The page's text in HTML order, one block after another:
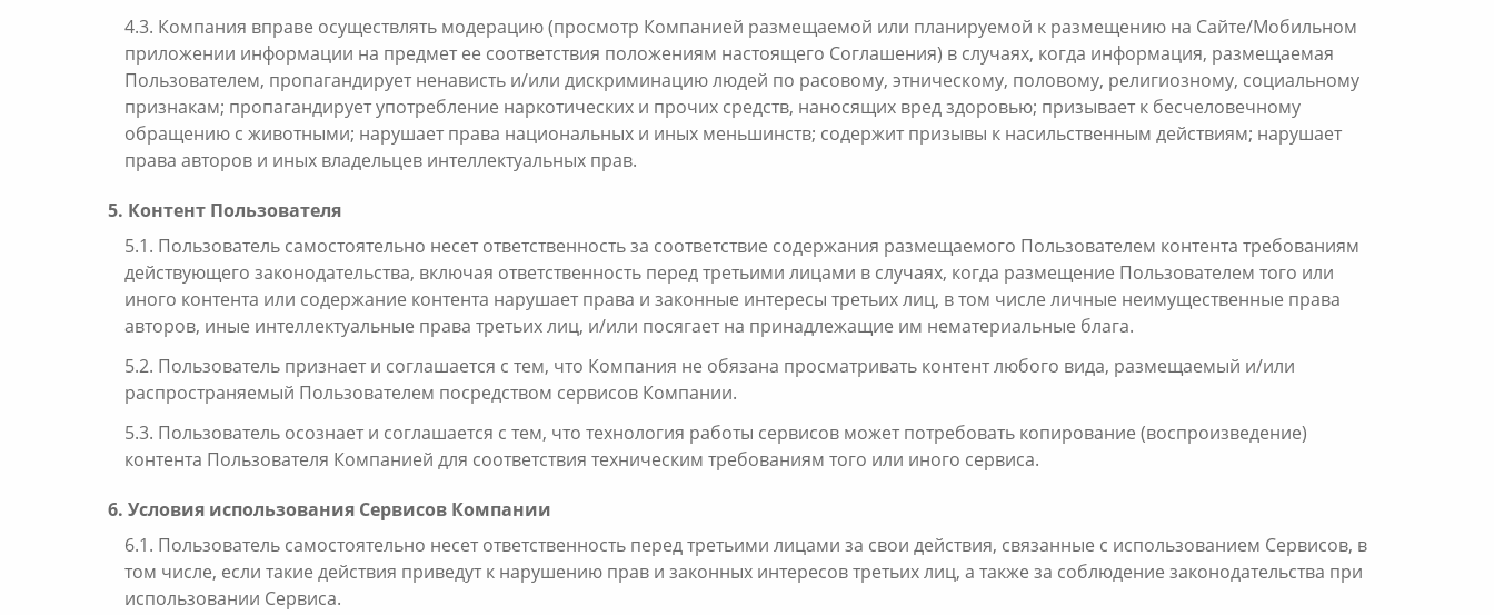
4.3. Компания вправе осуществлять модерацию (просмотр Компанией размещаемой или планируемой к размещению на Сайте/Мобильном
приложении информации на предмет ее соответствия положениям настоящего Соглашения) в случаях, когда информация, размещаемая
Пользователем, пропагандирует ненависть и/или дискриминацию людей по расовому, этническому, половому, религиозному, социальному
признакам; пропагандирует употребление наркотических и прочих средств, наносящих вред здоровью; призывает к бесчеловечному
обращению с животными; нарушает права национальных и иных меньшинств; содержит призывы к насильственным действиям; нарушает
права авторов и иных владельцев интеллектуальных прав.
5. Контент Пользователя
5.1. Пользователь самостоятельно несет ответственность за соответствие содержания размещаемого Пользователем контента требованиям
действующего законодательства, включая ответственность перед третьими лицами в случаях, когда размещение Пользователем того или
иного контента или содержание контента нарушает права и законные интересы третьих лиц, в том числе личные неимущественные права
авторов, иные интеллектуальные права третьих лиц, и/или посягает на принадлежащие им нематериальные блага.
5.2. Пользователь признает и соглашается с тем, что Компания не обязана просматривать контент любого вида, размещаемый и/или
распространяемый Пользователем посредством сервисов Компании.
5.3. Пользователь осознает и соглашается с тем, что технология работы сервисов может потребовать копирование (воспроизведение)
контента Пользователя Компанией для соответствия техническим требованиям того или иного сервиса.
6. Условия использования Сервисов Компании
6.1. Пользователь самостоятельно несет ответственность перед третьими лицами за свои действия, связанные с использованием Сервисов, в
том числе, если такие действия приведут к нарушению прав и законных интересов третьих лиц, а также за соблюдение законодательства при
использовании Сервиса.